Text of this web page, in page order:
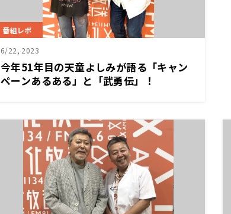
番組レポ
6/22, 2023
今年51年目の天童よしみが語る「キャン
ペーンあるある」と「武勇伝」！